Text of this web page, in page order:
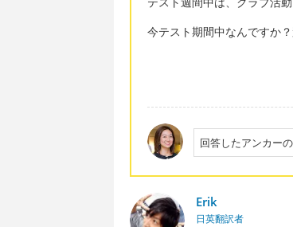
今テスト期間中なんですか
回答したアンカー
Erik
日英翻訳者